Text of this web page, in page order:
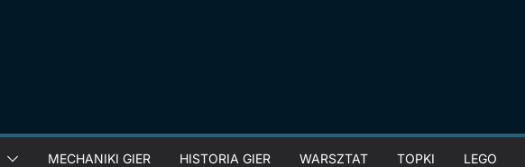
MECHANIKI GIER HISTORIA GIER WARSZTAT TOPKI LEGO